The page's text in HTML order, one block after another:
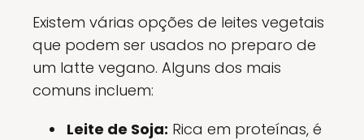
Existem várias opções de leites vegetais
que podem ser usados no preparo de
um latte vegano. Alguns dos mais
comuns incluem:
Leite de Soja: Rica em proteínas, é